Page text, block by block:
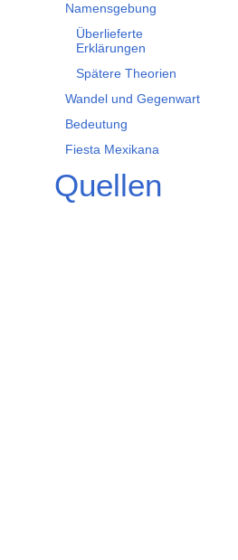
Namensgebung
Überlieferte
Erklärungen
Spätere Theorien
Wandel und Gegenwart
Bedeutung
Fiesta Mexikana
Quellen